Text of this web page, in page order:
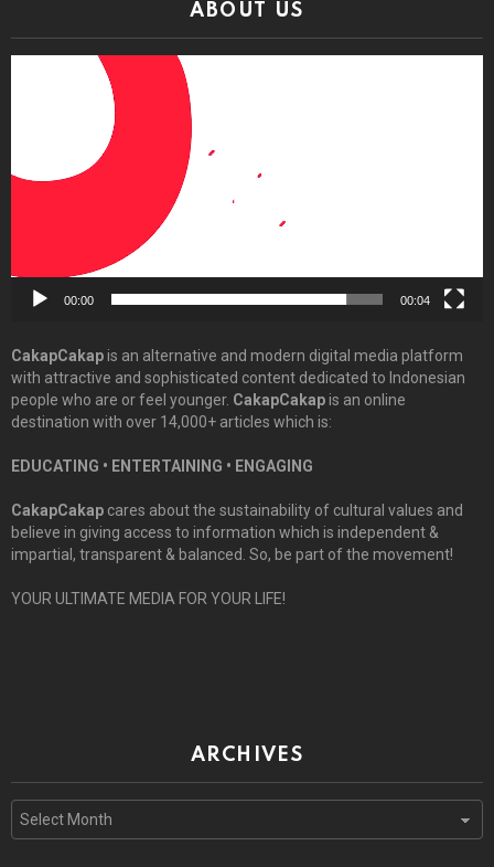
ABOUT US
00:00 00:04
CakapCakapis an alternative and modern digital media platform
with attractive and sophisticated content dedicated to Indonesian
people who are or feel younger. CakapCakapis an online
destination with over 14,000+ articles which is:
EDUCATING • ENTERTAINING • ENGAGING
CakapCakap cares about the sustainability of cultural values and
believe in giving access to information which is independent &
impartial, transparent & balanced. So, be part of the movement!
YOUR ULTIMATE MEDIA FOR YOUR LIFE!
ARCHIVES